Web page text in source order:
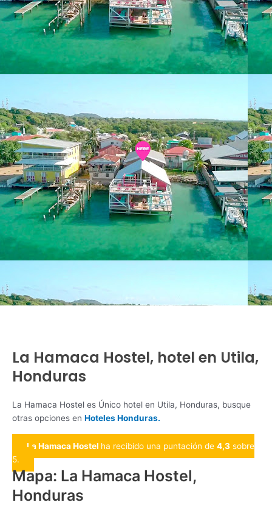
La Hamaca Hostel, hotel en Utila,
Honduras
La Hamaca Hostel es Único hotel en Utila, Honduras, busque
otras opciones en Hoteles Honduras.
La Hamaca Hostel ha recibido una puntación de 4,3 sobre
5.
Mapa: La Hamaca Hostel,
Honduras